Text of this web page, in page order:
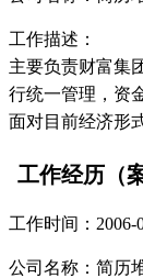
工作描述：
主要负责财富集
行统一管理，资
面对目前经济形
工作经历（
工作时间：2006-
公司名称：简历